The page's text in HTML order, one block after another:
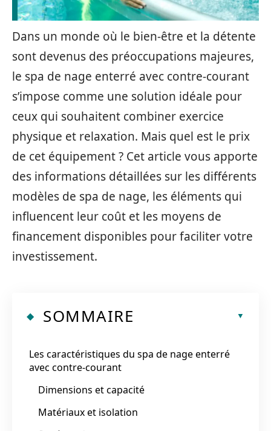
Dans un monde où le bien-être et la détente
sont devenus des préoccupations majeures,
le spa de nage enterré avec contre-courant
s’impose comme une solution idéale pour
ceux qui souhaitent combiner exercice
physique et relaxation. Mais quel est le prix
de cet équipement ? Cet article vous apporte
des informations détaillées sur les différents
modèles de spa de nage, les éléments qui
influencent leur coût et les moyens de
financement disponibles pour faciliter votre
investissement.
SOMMAIRE
Les caractéristiques du spa de nage enterré
avec contre-courant
Dimensions et capacité
Matériaux et isolation